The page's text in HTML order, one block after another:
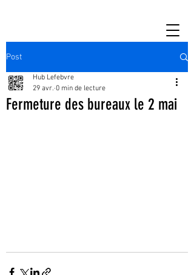
Post
Fermeture des bureaux le 2 mai
Hub Lefebvre
29 avr. 0 min de lecture